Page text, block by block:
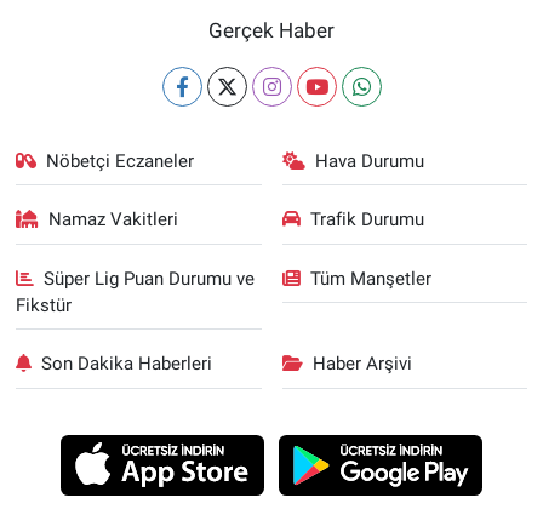
Gerçek Haber
Nöbetçi Eczaneler Hava Durumu
Namaz Vakitleri Trafik Durumu
Süper Lig Puan Durumu ve
Fikstür
Tüm Manşetler
Son Dakika Haberleri Haber Arşivi